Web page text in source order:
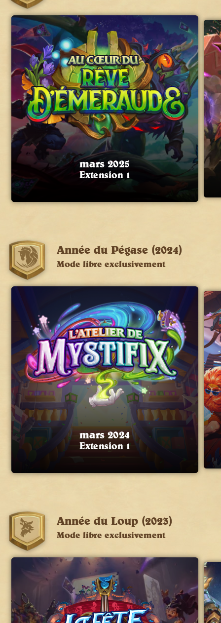
mars 2025
Extension 1
Année du Pégase (2024)
Mode libre exclusivement
mars 2024
Extension 1
Année du Loup (2023)
Mode libre exclusivement